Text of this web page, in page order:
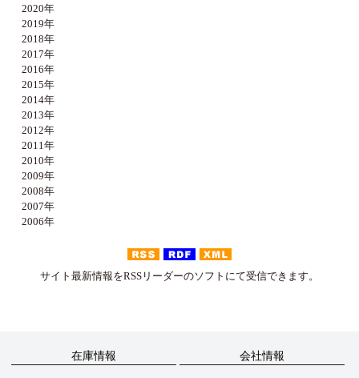
2020年
2019年
2018年
2017年
2016年
2015年
2014年
2013年
2012年
2011年
2010年
2009年
2008年
2007年
2006年
サイト最新情報をRSSリーダーのソフトにて受信できます。
在庫情報 会社情報